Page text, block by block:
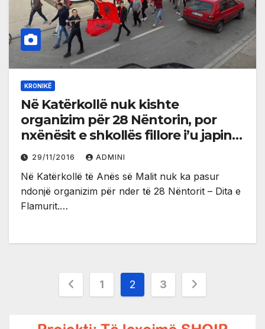
KRONIKË
Në Katërkollë nuk kishte
organizim për 28 Nëntorin, por
nxënësit e shkollës fillore i’u japin
”leksion” baballarëve të tyre
29/11/2016 ADMINI
Në Katërkollë të Anës së Malit nuk ka pasur
ndonjë organizim për nder të 28 Nëntorit – Dita e
Flamurit.…
Posts
1 2 3